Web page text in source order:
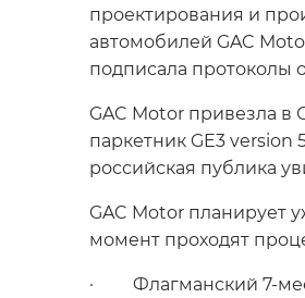
проектирования и
автомобилей GAC
подписала протоколы
GAC Motor привезла в
паркетник GE3 version
российская публика
GAC Motor планирует
момент проходят
· Флагманский 7-